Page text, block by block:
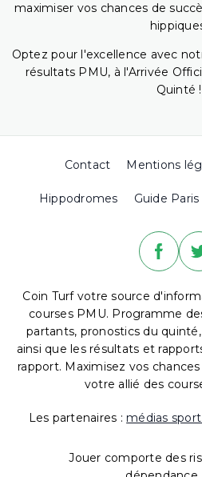
maximiser vos chances de
Optez pour l'excellence avec
résultats PMU, à l'Arrivée
Quinté !
Contact Mentions
Hippodromes Guide
Coin Turf votre source
courses PMU. Programme
partants, pronostics du
ainsi que les résultats et
rapport. Maximisez vos
votre allié des
Les partenaires : médias
Jouer comporte des